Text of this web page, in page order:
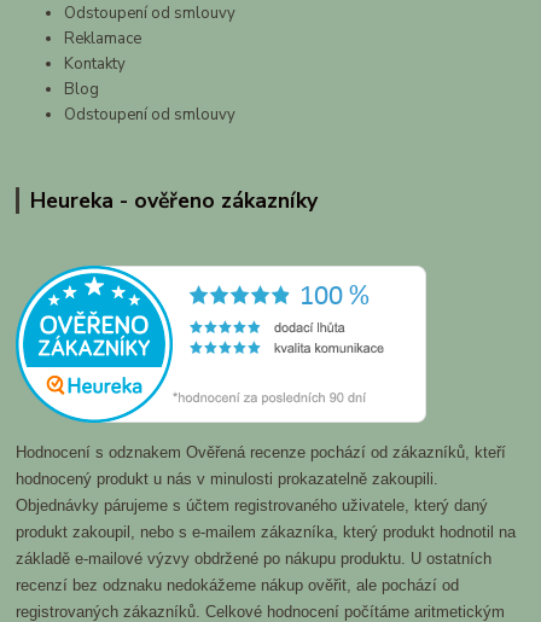
Odstoupení od smlouvy
Reklamace
Kontakty
Blog
Odstoupení od smlouvy
Heureka - ověřeno zákazníky
Hodnocení s odznakem Ověřená recenze pochází od zákazníků, kteří
hodnocený produkt u nás v minulosti prokazatelně zakoupili.
Objednávky párujeme s účtem registrovaného uživatele, který daný
produkt zakoupil, nebo s e-mailem zákazníka, který produkt hodnotil na
základě e-mailové výzvy obdržené po nákupu produktu. U ostatních
recenzí bez odznaku nedokážeme nákup ověřit, ale pochází od
registrovaných zákazníků. Celkové hodnocení počítáme aritmetickým